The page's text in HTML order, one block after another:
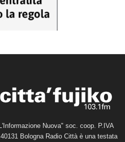
Nuova" soc. coop. P.IVA
Bologna Radio Città è una testata